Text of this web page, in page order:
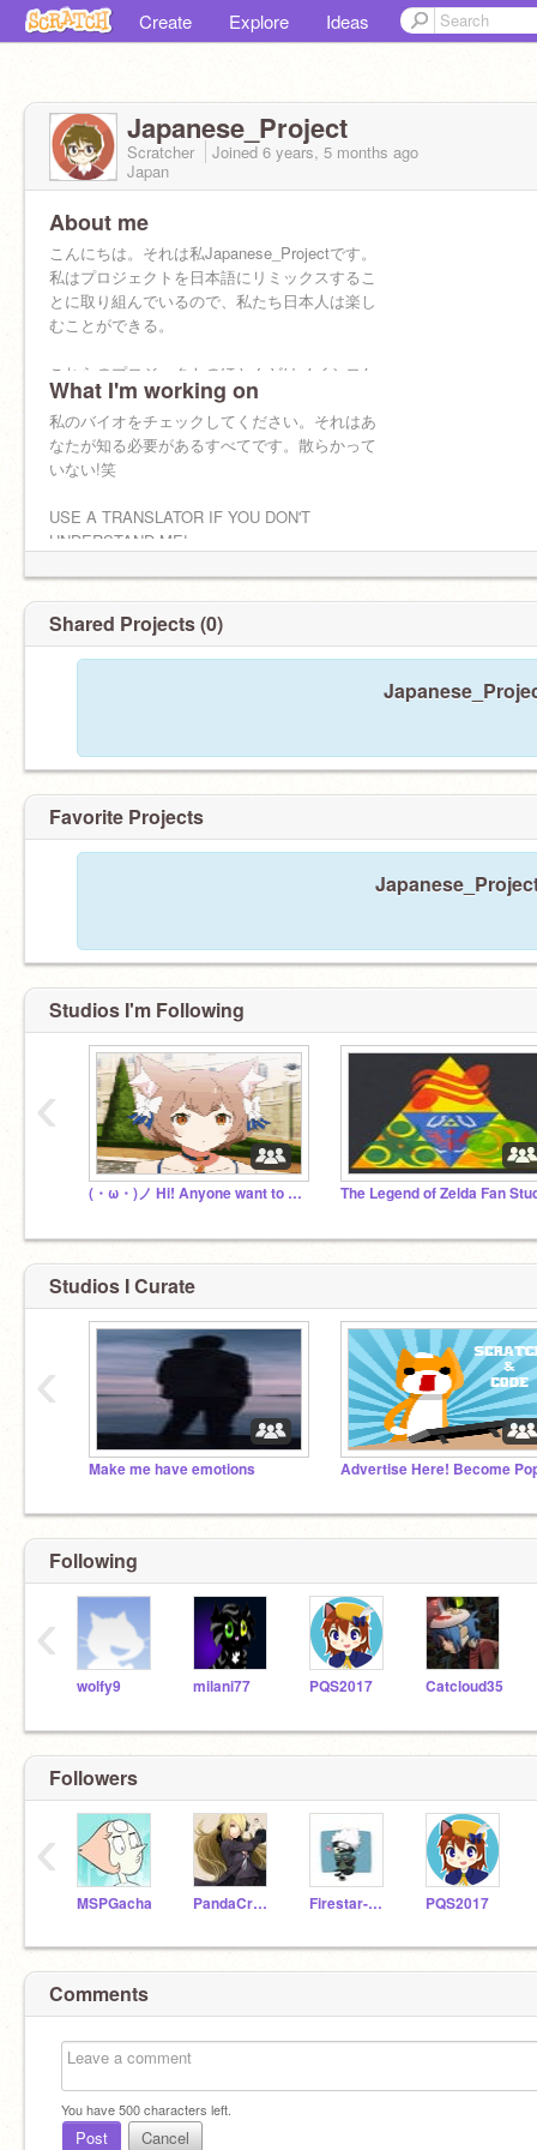
Create Explore Ideas
Japanese_Project
Scratcher Joined 6 years, 5 months ago
Japan
About me
こんにちは。それは私Japanese_Projectです。
私はプロジェクトを日本語にリミックスするこ
とに取り組んでいるので、私たち日本人は楽し
むことができる。
これらのプロジェクトのほとんどはノイシロケ
ットとLink_Noisyrocketによって行われたので、
あなたが私に従うならば、それらに従ってくだ
さい!
What I'm working on
私のバイオをチェックしてください。それはあ
なたが知る必要があるすべてです。散らかって
いない!笑
USE A TRANSLATOR IF YOU DON'T
UNDERSTAND ME!
Shared Projects (0)
Favorite Projects
Studios I'm Following
(・ω・)ノ Hi! Anyone want to talk? The Legend of Zelda Fan
‹
Studios I Curate
Make me have emotions
‹
Following
wolfy9 milani77 PQS2017 Catcloud35
‹
Followers
MSPGacha PandaCrazyannagirl Firestar-Graystripe PQS2017
‹
Comments
You have500characters left.
Post Cancel